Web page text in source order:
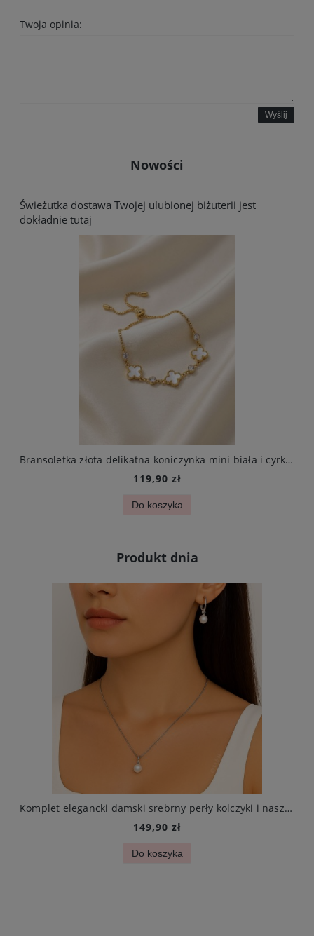
Twoja opinia:
Wyślij
Nowości
Świeżutka dostawa Twojej ulubionej biżuterii jest
dokładnie tutaj
Bransoletka złota delikatna koniczynka mini biała i cyrkonie stal chirurgiczna
119,90 zł
Do koszyka
Produkt dnia
Komplet elegancki damski srebrny perły kolczyki i naszyjnik stal chirurgiczna
149,90 zł
Do koszyka